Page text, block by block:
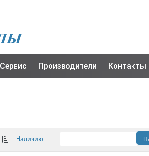
Сервис Производители Контакты
Наличию